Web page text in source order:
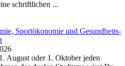
schriftlichen ...
Sportökonomie und Gesundheits­
August oder 1. Oktober jeden